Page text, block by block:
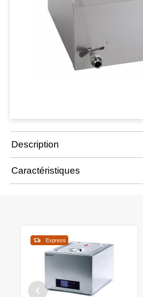
Description
Caractéristiques
Express